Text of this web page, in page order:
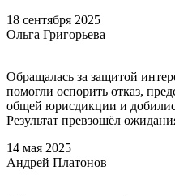
18 сентября 2025
Ольга Григорьева
Обращалась за защитой
помогли оспорить отказ,
общей юрисдикции и
Результат превзошёл
14 мая 2025
Андрей Платонов